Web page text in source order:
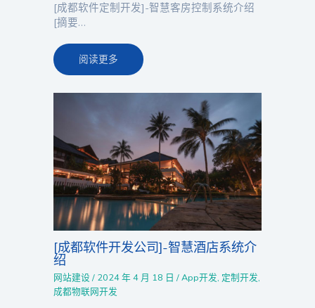
[成都软件定制开发]-智慧客房控制系统介绍
[摘要…
阅读更多
[成都软件开发公司]-智慧酒店系统介
绍
网站建设 / 2024 年 4 月 18 日/App开发, 定制开发,
成都物联网开发